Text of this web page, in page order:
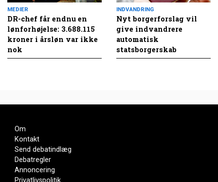
MEDIER
DR-chef får endnu en
lønforhøjelse: 3.688.115
kroner i årsløn var ikke
nok
INDVANDRING
Nyt borgerforslag vil
give indvandrere
automatisk
statsborgerskab
Om
Kontakt
Send debatindlæg
Debatregler
Annoncering
Privatlivspolitik